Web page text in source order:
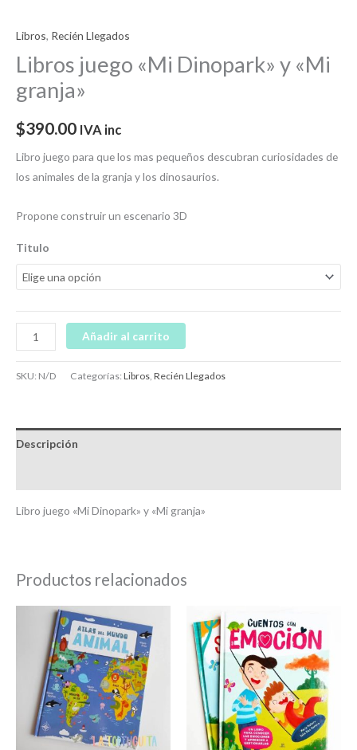
Libros, Recién Llegados
Libros juego «Mi Dinopark» y «Mi
granja»
$390.00 IVA inc
Libro juego para que los mas pequeños descubran curiosidades de
los animales de la granja y los dinosaurios.
Propone construir un escenario 3D
Titulo
Añadir al carrito
SKU: N/D Categorías:Libros Recién Llegados
Descripción
Libro juego «Mi Dinopark» y «Mi granja»
Productos relacionados
tiene
Las